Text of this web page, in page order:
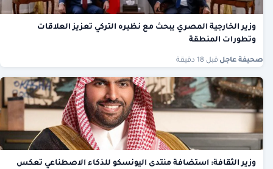
وزير الخارجية المصري يبحث مع نظيره التركي تعزيز العلاقات
وتطورات المنطقة
صحيفة عاجل قبل 18 دقيقة
وزير الثقافة: استضافة منتدى اليونسكو للذكاء الاصطناعي تعكس